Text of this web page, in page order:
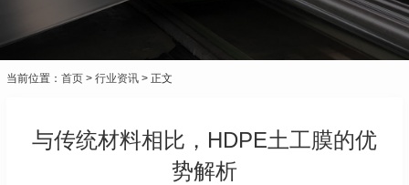
当前位置： 首页 > 行业资讯 > 正文
与传统材料相比，HDPE土工膜的优
势解析